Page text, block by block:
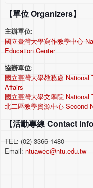
【單位 Organizers】
主辦單位:
國立臺灣大學寫作教學中心
Education Center
協辦單位:
國立臺灣大學教務處
Affairs
國立臺灣大學文學院
北二區教學資源中心 Second
【活動專線 Contact Info
TEL: (02) 3366-1480
Email:ntuawec@ntu.edu.tw